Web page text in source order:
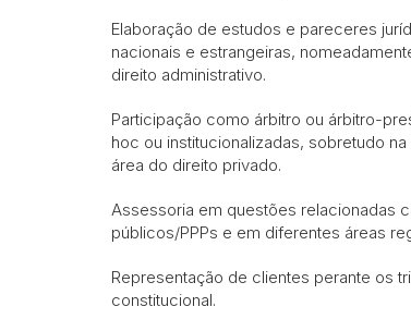
Elaboração de estudos e pareceres
nacionais e estrangeiras,
direito administrativo.
Participação como árbitro ou árbitro-
hoc ou institucionalizadas, sobretudo
área do direito privado.
Assessoria em questões relacionadas
públicos/PPPs e em diferentes áreas
Representação de clientes perante os
constitucional.